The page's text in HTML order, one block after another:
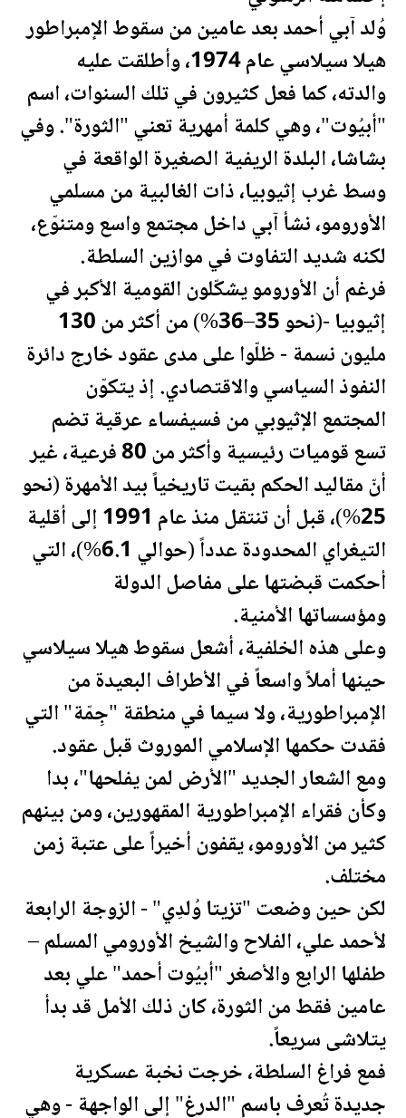
وُلد آبي أحمد بعد عامين من سقوط الإمبراطور
هيلا سيلاسي عام 1974، وأطلقت عليه
والدته، كما فعل كثيرون في تلك السنوات، اسم
"أبيُوت"، وهي كلمة أمهرية تعني "الثورة". وفي
بشاشا، البلدة الريفية الصغيرة الواقعة في
وسط غرب إثيوبيا، ذات الغالبية من مسلمي
الأورومو، نشأ آبي داخل مجتمع واسع ومتنوّع،
لكنه شديد التفاوت في موازين السلطة.
فرغم أن الأورومو يشكّلون القومية الأكبر في
إثيوبيا -(نحو 35–36%) من أكثر من 130
مليون نسمة - ظلّوا على مدى عقود خارج دائرة
النفوذ السياسي والاقتصادي. إذ يتكوّن
المجتمع الإثيوبي من فسيفساء عرقية تضم
تسع قوميات رئيسية وأكثر من 80 فرعية، غير
أنّ مقاليد الحكم بقيت تاريخياً بيد الأمهرة (نحو
25%)، قبل أن تنتقل منذ عام 1991 إلى أقلية
التيغراي المحدودة عدداً (حوالي 6.1%)، التي
أحكمت قبضتها على مفاصل الدولة
ومؤسساتها الأمنية.
وعلى هذه الخلفية، أشعل سقوط هيلا سيلاسي
حينها أملاً واسعاً في الأطراف البعيدة من
الإمبراطورية، ولا سيما في منطقة "جِمّة" التي
فقدت حكمها الإسلامي الموروث قبل عقود.
ومع الشعار الجديد "الأرض لمن يفلحها"، بدا
وكأن فقراء الإمبراطورية المقهورين، ومن بينهم
كثير من الأورومو، يقفون أخيراً على عتبة زمن
مختلف.
لكن حين وضعت "تزيتا وُلدِي" - الزوجة الرابعة
لأحمد علي، الفلاح والشيخ الأورومي المسلم –
طفلها الرابع والأصغر "أبيُوت أحمد" علي بعد
عامين فقط من الثورة، كان ذلك الأمل قد بدأ
يتلاشى سريعاً.
فمع فراغ السلطة، خرجت نخبة عسكرية
جديدة تُعرف باسم "الدرغ" إلى الواجهة - وهي